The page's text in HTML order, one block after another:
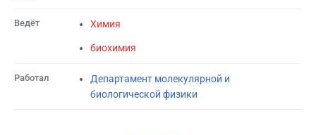
Ведёт Химия
биохимия
Работал
Департамент молекулярной и
биологической физики